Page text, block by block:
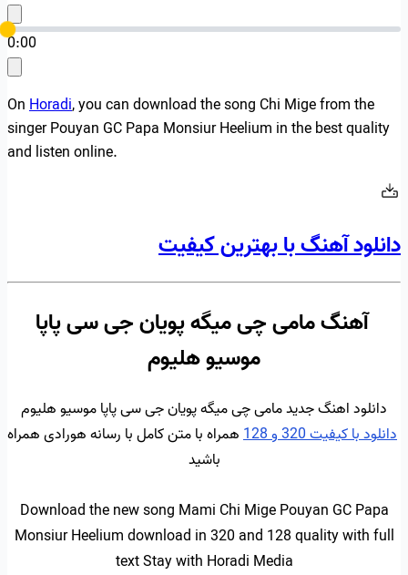
0:00
OnHoradi, you can download the song Chi Mige from the
singer Pouyan GC Papa Monsiur Heelium in the best quality
and listen online.
دانلود آهنگ با بهترین کیفیت
آهنگ مامی چی میگه پویان جی سی پاپا
موسیو هلیوم
دانلود اهنگ جدید مامی چی میگه پویان جی سی پاپا موسیو هلیوم
دانلود با کیفیت 320 و 128
همراه با متن کامل با رسانه هورادی همراه
باشید
Download the new song Mami Chi Mige Pouyan GC Papa
Monsiur Heelium download in 320 and 128 quality with full
text Stay with Horadi Media